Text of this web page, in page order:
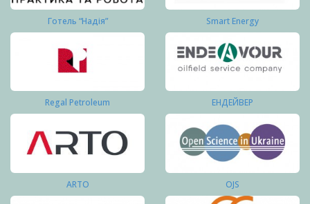
Готель “Надія” Smart Energy
Regal Petroleum ЕНДЕЙВЕР
ARTO OJS